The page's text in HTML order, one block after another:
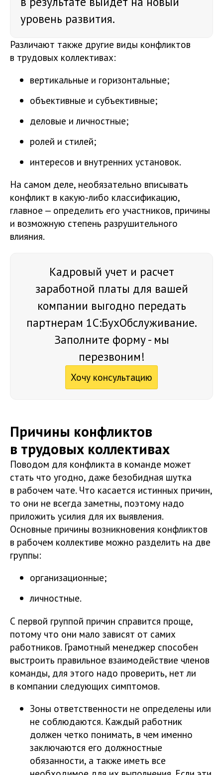
уровень развития.
Различают также другие виды конфликтов
в трудовых коллективах:
вертикальные и горизонтальные;
объективные и субъективные;
деловые и личностные;
ролей и стилей;
интересов и внутренних установок.
На самом деле, необязательно вписывать
конфликт в какую-либо классификацию,
главное — определить его участников, причины
и возможную степень разрушительного
влияния.
Кадровый учет и расчет
заработной платы для вашей
компании выгодно передать
партнерам 1С:БухОбслуживание.
Заполните форму - мы
перезвоним!
Хочу консультацию
Причины конфликтов
в трудовых коллективах
Поводом для конфликта в команде может
стать что угодно, даже безобидная шутка
в рабочем чате. Что касается истинных причин,
то они не всегда заметны, поэтому надо
приложить усилия для их выявления.
Основные причины возникновения конфликтов
в рабочем коллективе можно разделить на две
группы:
организационные;
личностные.
С первой группой причин справится проще,
потому что они мало зависят от самих
работников. Грамотный менеджер способен
выстроить правильное взаимодействие членов
команды, для этого надо проверить, нет ли
в компании следующих симптомов.
Зоны ответственности не определены или
не соблюдаются. Каждый работник
должен четко понимать, в чем именно
заключаются его должностные
обязанности, а также иметь все